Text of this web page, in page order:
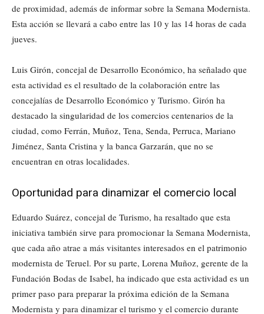
de proximidad, además de informar sobre la Semana Modernista.
Esta acción se llevará a cabo entre las 10 y las 14 horas de cada
jueves.
Luis Girón, concejal de Desarrollo Económico, ha señalado que
esta actividad es el resultado de la colaboración entre las
concejalías de Desarrollo Económico y Turismo. Girón ha
destacado la singularidad de los comercios centenarios de la
ciudad, como Ferrán, Muñoz, Tena, Senda, Perruca, Mariano
Jiménez, Santa Cristina y la banca Garzarán, que no se
encuentran en otras localidades.
Oportunidad para dinamizar el comercio local
Eduardo Suárez, concejal de Turismo, ha resaltado que esta
iniciativa también sirve para promocionar la Semana Modernista,
que cada año atrae a más visitantes interesados en el patrimonio
modernista de Teruel. Por su parte, Lorena Muñoz, gerente de la
Fundación Bodas de Isabel, ha indicado que esta actividad es un
primer paso para preparar la próxima edición de la Semana
Modernista y para dinamizar el turismo y el comercio durante